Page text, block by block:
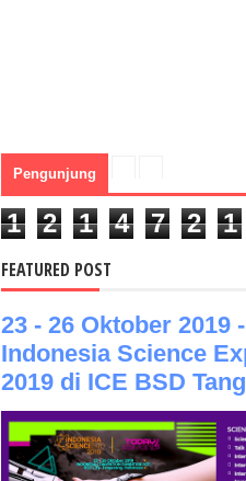
Pengunjung
1 2 1 4 7 2 1
FEATURED POST
23 - 26 Oktober 2019 -
Indonesia Science
2019 di ICE BSD